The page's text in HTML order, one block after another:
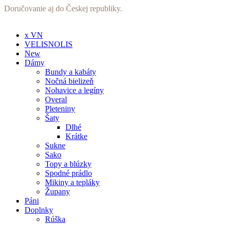
Preskočiť
Doručovanie aj do Českej republiky.
x VN
VELISNOLIS
New
Dámy
Bundy a kabáty
Nočná bielizeň
Nohavice a legíny
Overal
Pleteniny
Šaty
Dlhé
Krátke
Sukne
Sako
Topy a blúzky
Spodné prádlo
Mikiny a tepláky
Župany
Páni
Doplnky
Rúška